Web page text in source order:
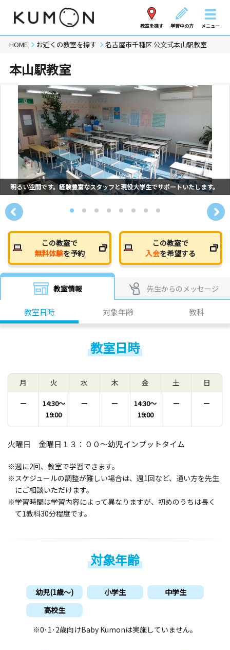
教室を探す 学習中の方 メニュー
HOME お近くの教室を探す 名古屋市千種区 公文式本山駅教室
本山駅教室
明るい空間です。経験豊富なスタッフと現役大学生でサポートいたします。
この教室で
無料体験を予約
この教室で
入会を希望する
教室情報 先生からのメッセージ
教室日時 対象年齢 教科
教室日時
月
ー
火
14:30〜
19:00
水
ー
木
ー
金
14:30〜
19:00
土
ー
日
ー
火曜日 金曜日１３：００～幼児インプットタイム
※週に2回、教室で学習できます。
※スケジュールの調整が難しい場合は、週1回など、通い方を先生
にご相談いただけます。
※学習時間は学習内容によって異なりますが、初めのうちは長く
て1教科30分程度です。
対象年齢
幼児(1歳〜) 小学生
中学生
高校生
※0･1･2歳向けBaby Kumonは実施していません。